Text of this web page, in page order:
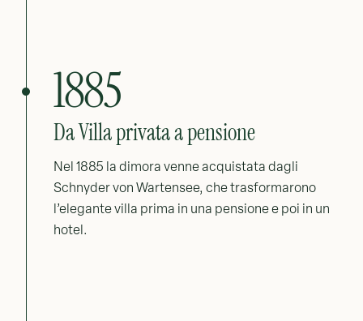
1885
Da Villa privata a pensione
Nel 1885 la dimora venne acquistata dagli
Schnyder von Wartensee, che trasformarono
l’elegante villa prima in una pensione e poi in un
hotel.